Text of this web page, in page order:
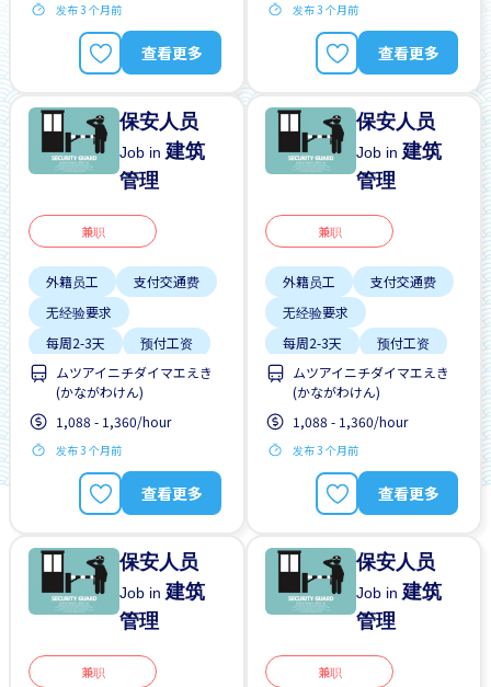
发布 3 个月前
查看更多
发布 3 个月前
查看更多
保安人员
Job in 建筑
管理
兼职
外籍员工
支付交通费
无经验要求
每周2-3天
预付工资
ムツアイニチダイマエえき
(かながわけん)
1,088 - 1,360/hour
发布 3 个月前
查看更多
保安人员
Job in 建筑
管理
兼职
外籍员工
支付交通费
无经验要求
每周2-3天
预付工资
ムツアイニチダイマエえき
(かながわけん)
1,088 - 1,360/hour
发布 3 个月前
查看更多
保安人员
Job in 建筑
管理
兼职
保安人员
Job in 建筑
管理
兼职